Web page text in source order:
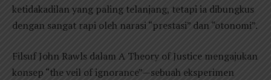
ketidakadilan yang paling telanjang, tetapi ia dibungkus
dengan sangat rapi oleh narasi “prestasi” dan “otonomi”.
Filsuf John Rawls dalam A Theory of Justice mengajukan
konsep “the veil of ignorance”—sebuah eksperimen